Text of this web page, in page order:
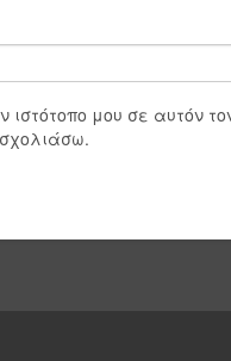
ιστότοπο μου σε αυτόν